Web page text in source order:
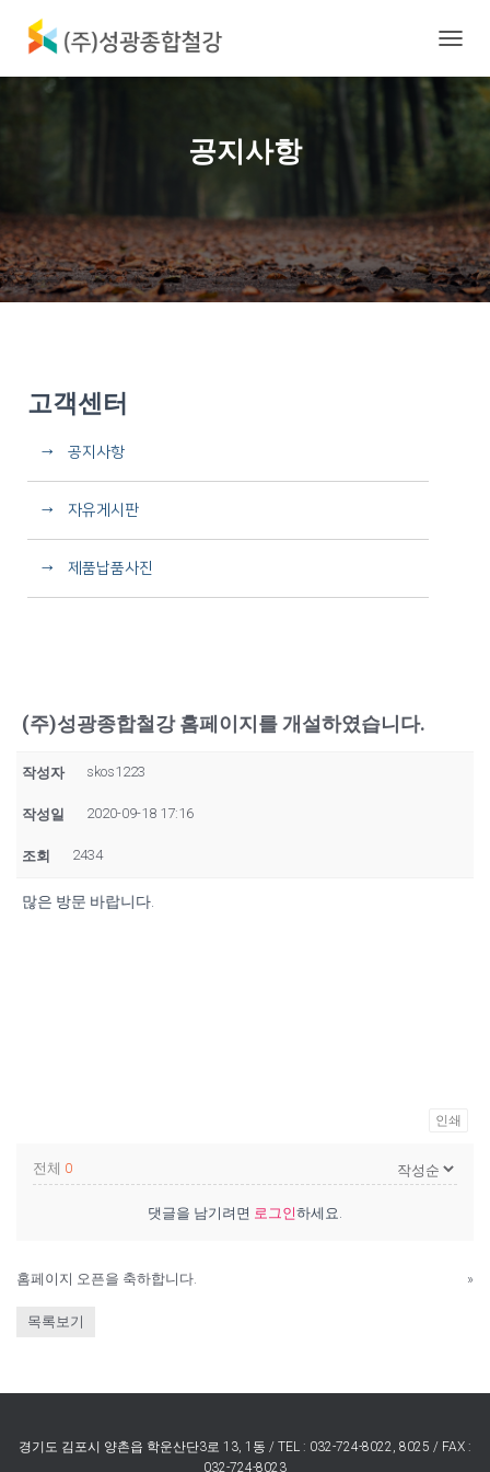
비
션
공지사항
고객센터
→ 공지사항
→ 자유게시판
→ 제품납품사진
(주)성광종합철강 홈페이지를 개설하였습니다.
작성자 skos1223
작성일 2020-09-18 17:16
조회 2434
많은 방문 바랍니다.
인쇄
전체 0
댓글을 남기려면 로그인하세요.
홈페이지 오픈을 축하합니다. »
목록보기
경기도 김포시 양촌읍 학운산단3로 13, 1동 / TEL : 032-724-8022, 8025 / FAX :
032-724-8023